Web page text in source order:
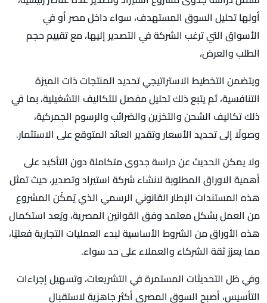
أولها تحليل السوق المستهدف، سواء داخل مصر أو في
الأسواق التي ترغب الشركة في التصدير إليها، مع تقييم حجم
الطلب والعرض،
ويتضمن التخطيط الاستراتيجي تحديد المنتجات ذات الميزة
التنافسية، ثم يتبع ذلك تحليل مفصل للتكاليف التشغيلية، بما في
ذلك تكاليف الشحن والتخزين والضرائب والرسوم الجمركية،
وصولًا إلى تحديد الأسعار وتقدير العائد المتوقع على الاستثمار.
ولا يمكن الحديث عن دراسة جدوى متكاملة دون التأكيد على
أهمية الاوراق المطلوبة لانشاء شركة استيراد وتصدير، حيث تمثل
هذه المستندات الإطار القانوني الرسمي الذي يُمكّن المشروع
من العمل بشكل معتمد وفق القوانين المصرية، ويُعد استكمال
هذه الأوراق من الشروط الأساسية لبدء العمليات التجارية فعليًا،
مما يعزز ثقة الشركاء والعملاء على حد سواء.
وفي ظل التحديثات المستمرة في التشريعات، وتسهيل إجراءات
التأسيس، أصبح السوق المصري أكثر جاهزية لاستقبال